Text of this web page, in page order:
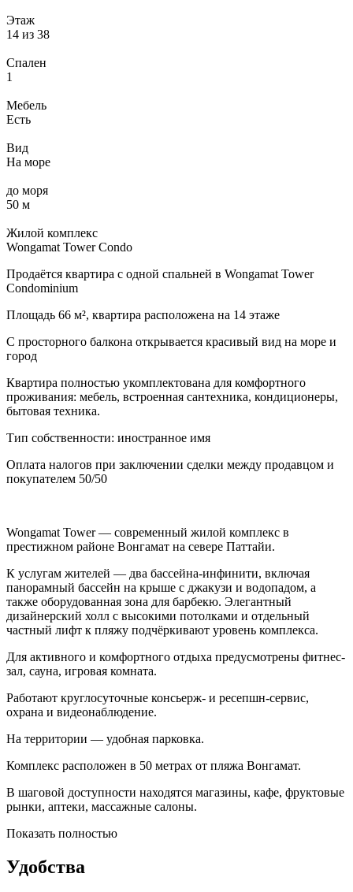
Этаж
14 из 38
Спален
1
Мебель
Есть
Вид
На море
до моря
50 м
Жилой комплекс
Wongamat Tower Condo
Продаётся квартира с одной спальней в Wongamat Tower
Condominium
Площадь 66 м², квартира расположена на 14 этаже
С просторного балкона открывается красивый вид на море и
город
Квартира полностью укомплектована для комфортного
проживания: мебель, встроенная сантехника, кондиционеры,
бытовая техника.
Тип собственности: иностранное имя
Оплата налогов при заключении сделки между продавцом и
покупателем 50/50
Wongamat Tower — современный жилой комплекс в
престижном районе Вонгамат на севере Паттайи.
К услугам жителей — два бассейна-инфинити, включая
панорамный бассейн на крыше с джакузи и водопадом, а
также оборудованная зона для барбекю. Элегантный
дизайнерский холл с высокими потолками и отдельный
частный лифт к пляжу подчёркивают уровень комплекса.
Для активного и комфортного отдыха предусмотрены фитнес-
зал, сауна, игровая комната.
Работают круглосуточные консьерж- и ресепшн-сервис,
охрана и видеонаблюдение.
На территории — удобная парковка.
Комплекс расположен в 50 метрах от пляжа Вонгамат.
В шаговой доступности находятся магазины, кафе, фруктовые
рынки, аптеки, массажные салоны.
Показать полностью
Удобства